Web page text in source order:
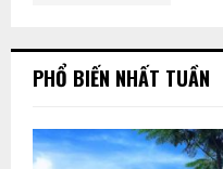
PHỔ BIẾN NHẤT TUẦN